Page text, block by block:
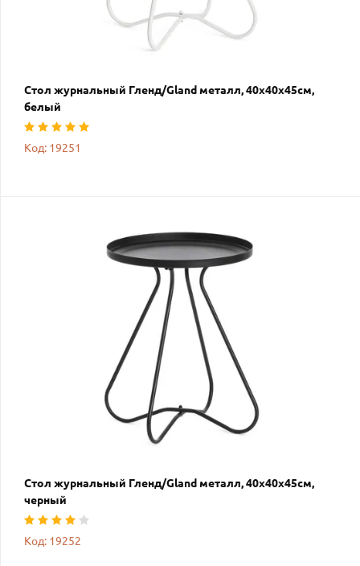
Стол журнальный Гленд/Gland металл, 40х40х45см,
белый
Код: 19251
Стол журнальный Гленд/Gland металл, 40х40х45см,
черный
Код: 19252